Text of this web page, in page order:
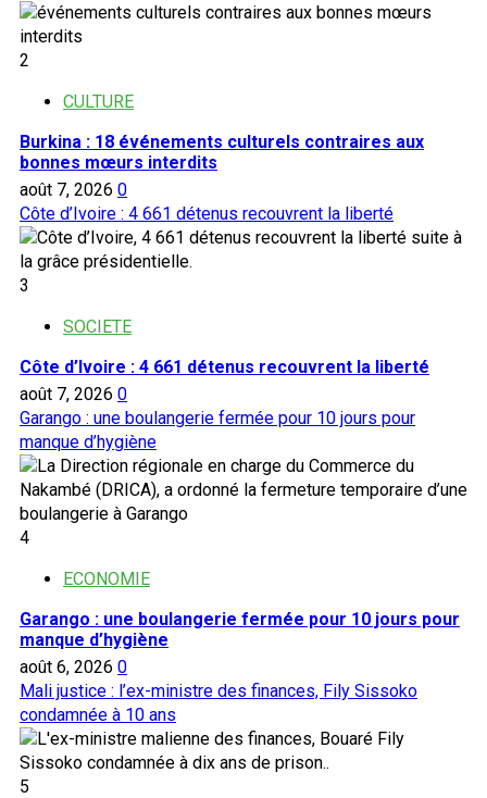
2
CULTURE
Burkina : 18 événements culturels contraires aux
bonnes mœurs interdits
août 7, 2026 0
Côte d’Ivoire : 4 661 détenus recouvrent la liberté
3
SOCIETE
Côte d’Ivoire : 4 661 détenus recouvrent la liberté
août 7, 2026 0
Garango : une boulangerie fermée pour 10 jours pour
manque d’hygiène
4
ECONOMIE
Garango : une boulangerie fermée pour 10 jours pour
manque d’hygiène
août 6, 2026 0
Mali justice : l’ex-ministre des finances, Fily Sissoko
condamnée à 10 ans
5